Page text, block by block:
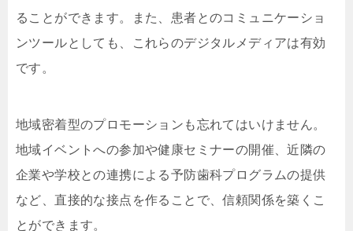
ることができます。また、患者とのコミュニケーショ
ンツールとしても、これらのデジタルメディアは有効
です。
地域密着型のプロモーションも忘れてはいけません。
地域イベントへの参加や健康セミナーの開催、近隣の
企業や学校との連携による予防歯科プログラムの提供
など、直接的な接点を作ることで、信頼関係を築くこ
とができます。